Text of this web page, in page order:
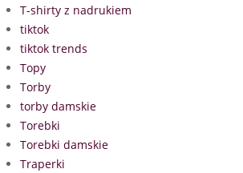
T-shirty z nadrukiem
tiktok
tiktok trends
Topy
Torby
torby damskie
Torebki
Torebki damskie
Traperki